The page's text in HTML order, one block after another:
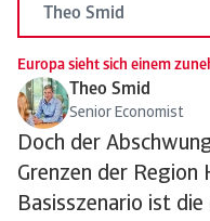
Theo Smid
Europa sieht sich einem
Theo Smid
Senior Economist
Doch der
Grenzen der Region
Basisszenario ist